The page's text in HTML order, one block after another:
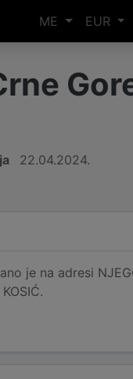
ME EUR
22.04.2024.
je na adresi